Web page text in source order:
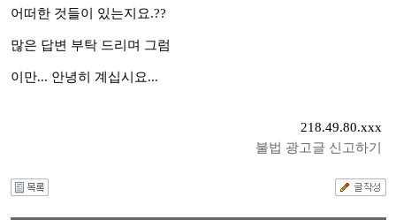
어떠한 것들이 있는지요.??
많은 답변 부탁 드리며 그럼
이만... 안녕히 계십시요...
218.49.80.xxx
불법 광고글 신고하기